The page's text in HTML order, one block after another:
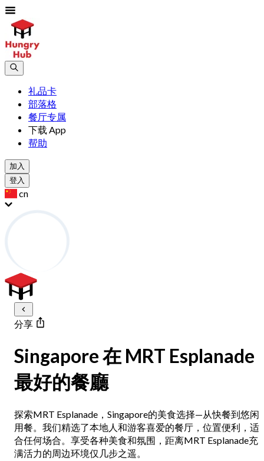
礼品卡
部落格
餐厅专属
下载 App
帮助
加入
登入
cn
分享
Singapore 在 MRT Esplanade
最好的餐廳
探索MRT Esplanade，Singapore的美食选择—从快餐到悠闲
用餐。我们精选了本地人和游客喜爱的餐厅，位置便利，适
合任何场合。享受各种美食和氛围，距离MRT Esplanade充
满活力的周边环境仅几步之遥。